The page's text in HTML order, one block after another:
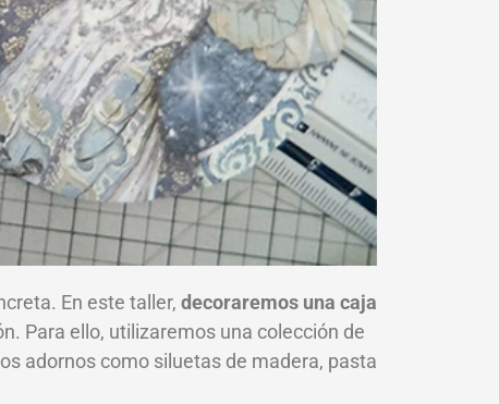
En este taller, decoraremos una caja
Para ello, utilizaremos una colección de
adornos como siluetas de madera, pasta